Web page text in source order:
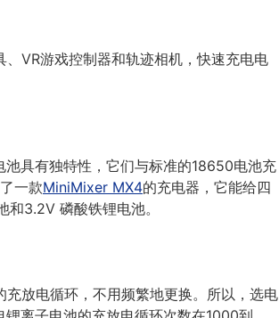
VR游戏控制器和轨迹相机，快速充电电
具有独特性，它们与标准的18650电池充
一款MiniMixer MX4的充电器，它能给四
3.2V 磷酸铁锂电池。
放电循环，不用频繁地更换。所以，选电